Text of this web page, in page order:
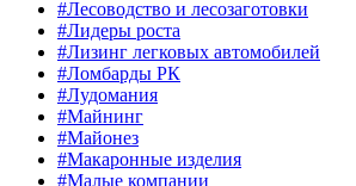
#Лесоводство и лесозаготовки
#Лидеры роста
#Лизинг легковых автомобилей
#Ломбарды РК
#Лудомания
#Майнинг
#Майонез
#Макаронные изделия
#Малые компании